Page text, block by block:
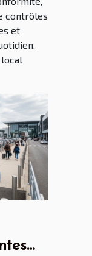
contrôles
et
local